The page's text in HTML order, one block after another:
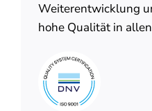
Weiterentwicklung
hohe Qualität in